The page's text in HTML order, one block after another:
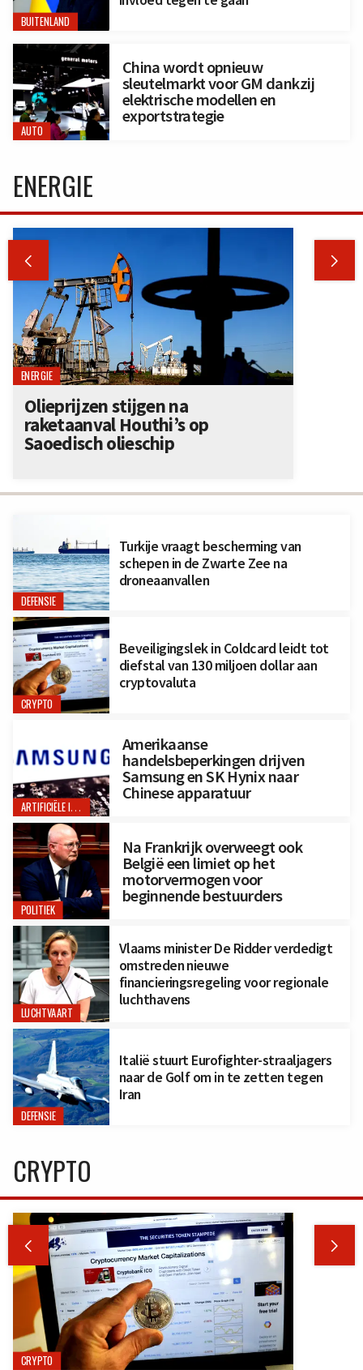
BUITENLAND
AUTO
China wordt opnieuw
sleutelmarkt voor GM dankzij
elektrische modellen en
exportstrategie
DEFENSIE
Turkije vraagt bescherming van
schepen in de Zwarte Zee na
droneaanvallen
CRYPTO
Beveiligingslek in Coldcard leidt tot
diefstal van 130 miljoen dollar aan
cryptovaluta
ARTIFICIËLE INTELLIGENTIE
Amerikaanse
handelsbeperkingen drijven
Samsung en SK Hynix naar
Chinese apparatuur
POLITIEK
Na Frankrijk overweegt ook
België een limiet op het
motorvermogen voor
beginnende bestuurders
LUCHTVAART
Vlaams minister De Ridder verdedigt
omstreden nieuwe
financieringsregeling voor regionale
luchthavens
DEFENSIE
Italië stuurt Eurofighter-straaljagers
naar de Golf om in te zetten tegen
Iran
ENERGIE
 
ENERGIE
Olieprijzen stijgen na
raketaanval Houthi’s op
Saoedisch olieschip
CRYPTO
 
CRYPTO